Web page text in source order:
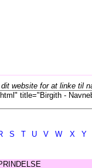
website for at linke til
S T U V W X Y